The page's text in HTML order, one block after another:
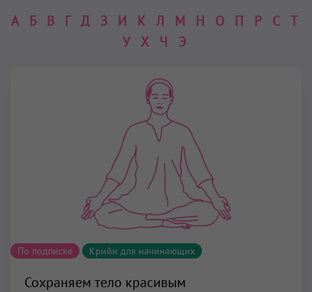
А Б В Г Д З И К Л М Н О П Р С Т
У Х Ч Э
По подписке Крийи для начинающих
Сохраняем тело красивым